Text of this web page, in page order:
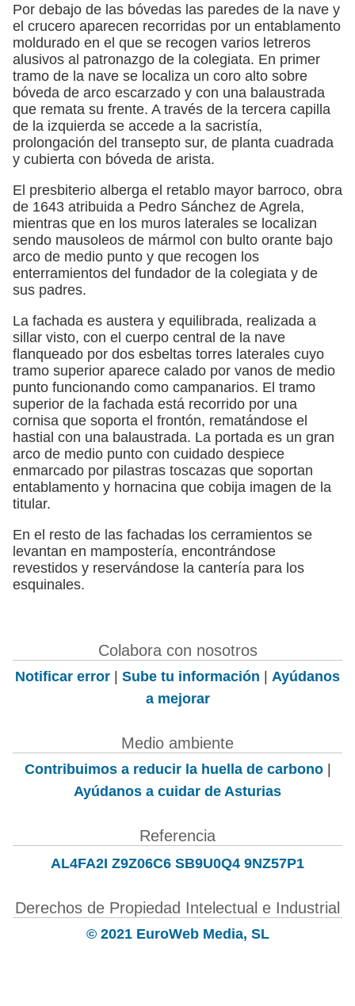
Por debajo de las bóvedas las paredes de la nave y
el crucero aparecen recorridas por un entablamento
moldurado en el que se recogen varios letreros
alusivos al patronazgo de la colegiata. En primer
tramo de la nave se localiza un coro alto sobre
bóveda de arco escarzado y con una balaustrada
que remata su frente. A través de la tercera capilla
de la izquierda se accede a la sacristía,
prolongación del transepto sur, de planta cuadrada
y cubierta con bóveda de arista.
El presbiterio alberga el retablo mayor barroco, obra
de 1643 atribuida a Pedro Sánchez de Agrela,
mientras que en los muros laterales se localizan
sendo mausoleos de mármol con bulto orante bajo
arco de medio punto y que recogen los
enterramientos del fundador de la colegiata y de
sus padres.
La fachada es austera y equilibrada, realizada a
sillar visto, con el cuerpo central de la nave
flanqueado por dos esbeltas torres laterales cuyo
tramo superior aparece calado por vanos de medio
punto funcionando como campanarios. El tramo
superior de la fachada está recorrido por una
cornisa que soporta el frontón, rematándose el
hastial con una balaustrada. La portada es un gran
arco de medio punto con cuidado despiece
enmarcado por pilastras toscazas que soportan
entablamento y hornacina que cobija imagen de la
titular.
En el resto de las fachadas los cerramientos se
levantan en mampostería, encontrándose
revestidos y reservándose la cantería para los
esquinales.
Colabora con nosotros
Notificar error | Sube tu información | Ayúdanos
a mejorar
Medio ambiente
Contribuimos a reducir la huella de carbono|
Ayúdanos a cuidar de Asturias
Referencia
AL4FA2I Z9Z06C6 SB9U0Q4 9NZ57P1
Derechos de Propiedad Intelectual e Industrial
© 2021 EuroWeb Media, SL